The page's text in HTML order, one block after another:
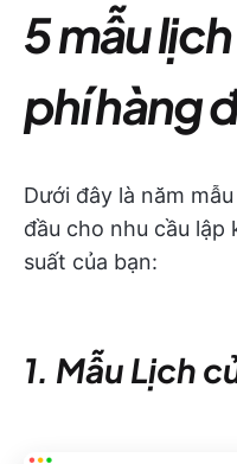
5 mẫu
phí hàng
Dưới đây là năm
đầu cho nhu cầu lập
suất của bạn:
1. Mẫu Lịch